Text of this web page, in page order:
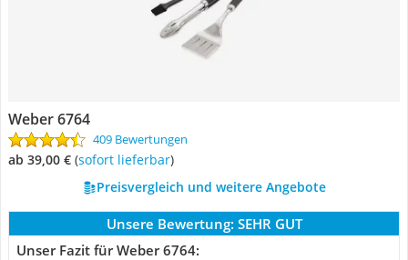
Weber 6764
409 Bewertungen
ab 39,00 € ( Sofort lieferbar)
Preisvergleich und weitere Angebote
Unsere Bewertung: SEHR GUT
Unser Fazit für Weber 6764: